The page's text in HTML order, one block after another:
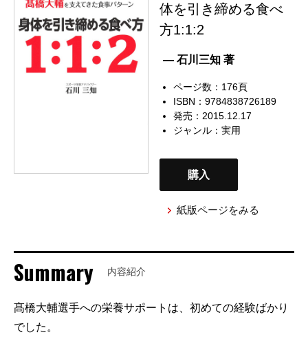
体を引き締める食べ
方1:1:2
— 石川三知 著
ページ数：176頁
ISBN：9784838726189
発売：2015.12.17
ジャンル：実用
購入
紙版ページをみる
Summary 内容紹介
髙橋大輔選手への栄養サポートは、初めての経験ばかり
でした。